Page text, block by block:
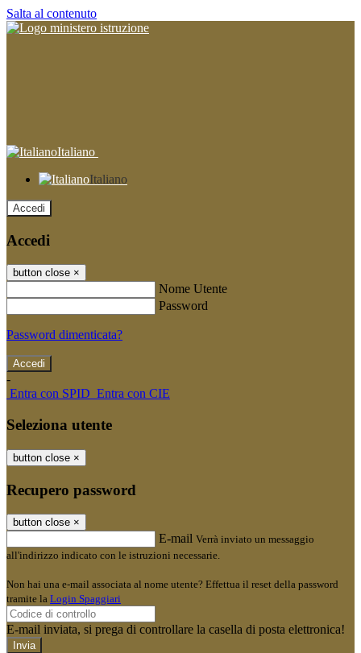
Salta al contenuto
Italiano
Italiano
Accedi
Accedi
button close ×
Nome Utente
Password
Password dimenticata?
-
Entra con SPID Entra con CIE
Seleziona utente
button close ×
Recupero password
button close ×
E-mail Verrà inviato un messaggio
all'indirizzo indicato con le istruzioni necessarie.
Non hai una e-mail associata al nome utente? Effettua il reset della password
tramite la Login Spaggiari
E-mail inviata, si prega di controllare la casella di posta elettronica!